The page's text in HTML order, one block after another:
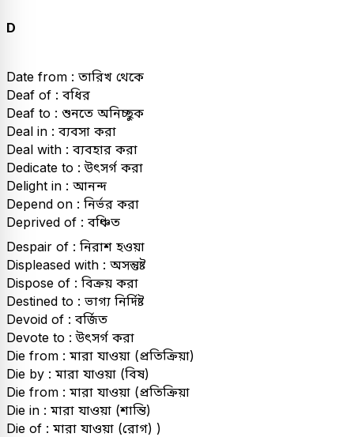
D
Date from : তারিখ থেকে
Deaf of : বধির
Deaf to : শুনতে অনিচ্ছুক
Deal in : ব্যবসা করা
Deal with : ব্যবহার করা
Dedicate to : উৎসর্গ করা
Delight in : আনন্দ
Depend on : নির্ভর করা
Deprived of : বঞ্চিত
Despair of : নিরাশ হওয়া
Displeased with : অসন্তুষ্ট
Dispose of : বিক্রয় করা
Destined to : ভাগ্য নির্দিষ্ট
Devoid of : বর্জিত
Devote to : উৎসর্গ করা
Die from : মারা যাওয়া (প্রতিক্রিয়া)
Die by : মারা যাওয়া (বিষ)
Die from : মারা যাওয়া (প্রতিক্রিয়া
Die in : মারা যাওয়া (শান্তি)
Die of : মারা যাওয়া (রোগ) )